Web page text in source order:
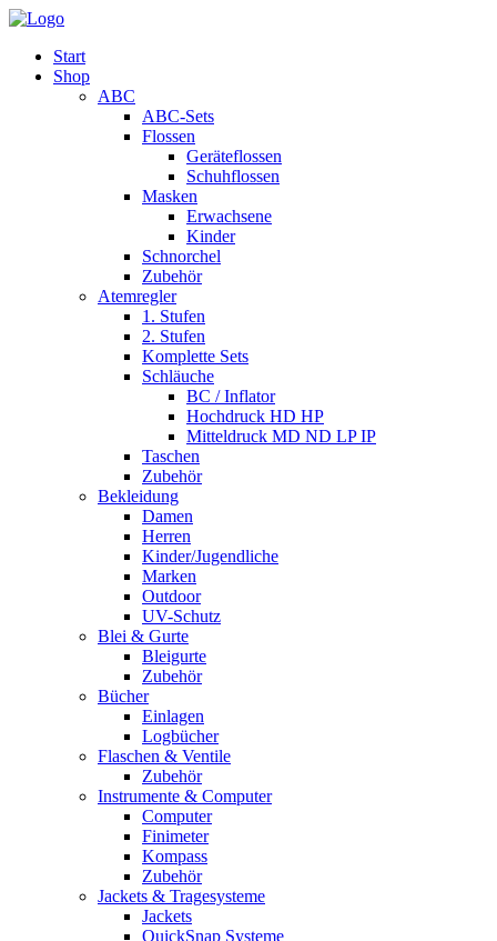
Start
Shop
ABC
ABC-Sets
Flossen
Geräteflossen
Schuhflossen
Masken
Erwachsene
Kinder
Schnorchel
Zubehör
Atemregler
1. Stufen
2. Stufen
Komplette Sets
Schläuche
BC / Inflator
Hochdruck HD HP
Mitteldruck MD ND LP IP
Taschen
Zubehör
Bekleidung
Damen
Herren
Kinder/Jugendliche
Marken
Outdoor
UV-Schutz
Blei & Gurte
Bleigurte
Zubehör
Bücher
Einlagen
Logbücher
Flaschen & Ventile
Zubehör
Instrumente & Computer
Computer
Finimeter
Kompass
Zubehör
Jackets & Tragesysteme
Jackets
QuickSnap Systeme